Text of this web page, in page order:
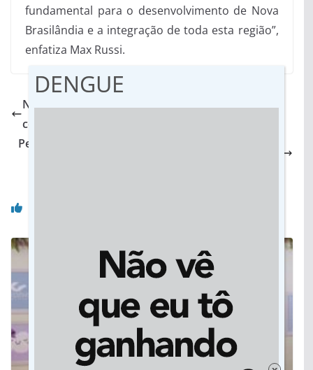
fundamental para o desenvolvimento de Nova
Brasilândia e a integração de toda esta região”,
enfatiza Max Russi.
Na base da troca, Romário saiu de MS para
conhecer o mundo sem gastar fortuna
Pela primeira vez, Alto Araguaia envia jovem para
DENGUE